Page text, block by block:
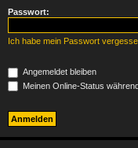
Passwort:
Ich habe mein Passwort
Angemeldet bleiben
Meinen Online-Status